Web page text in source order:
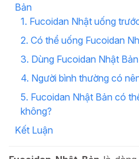
Bản
1. Fucoidan Nhật uống
2. Có thể uống Fucoidan
3. Dùng Fucoidan Nhật
4. Người bình thường có
5. Fucoidan Nhật Bản có
không?
Kết Luận